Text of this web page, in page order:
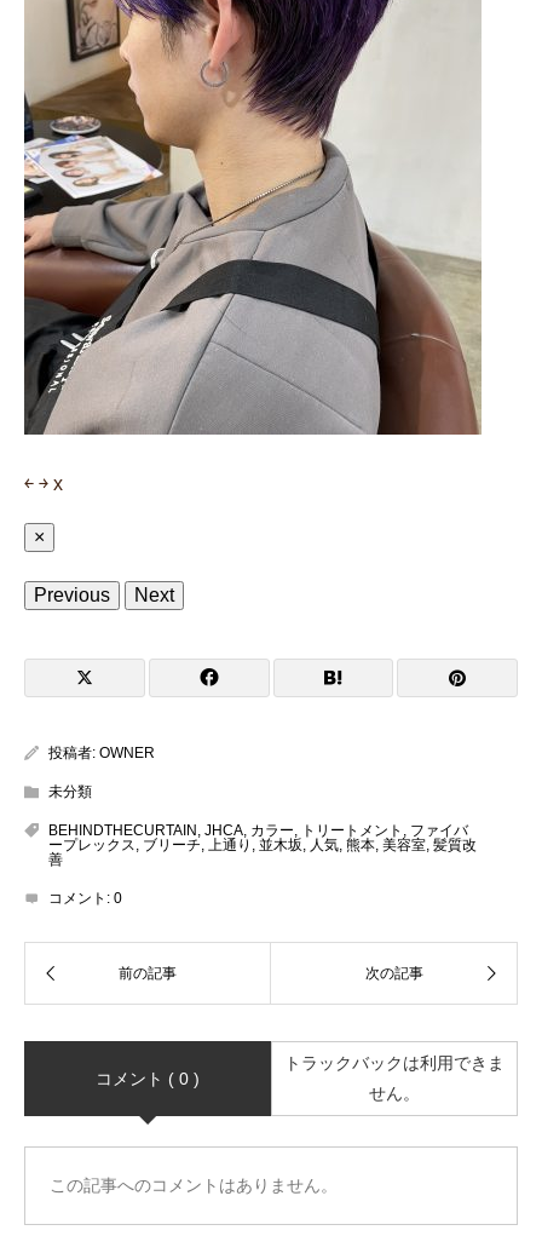
￩ ￫ x
×
Previous Next
投稿者: OWNER
未分類
BEHINDTHECURTAIN , JHCA, カラー, トリートメント , ファイバ
ープレックス, ブリーチ, 上通り , 並木坂, 人気, 熊本, 美容室, 髪質改
善
コメント: 0
コメント ( 0 )
トラックバックは利用できま
せん。
この記事へのコメントはありません。